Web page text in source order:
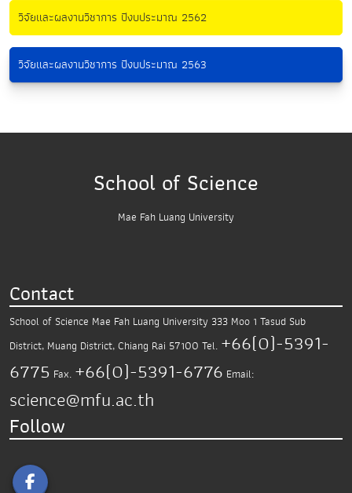
วิจัยและผลงานวิชาการ ปีงบประมาณ 2562
วิจัยและผลงานวิชาการ ปีงบประมาณ 2563
School of Science
Mae Fah Luang University
Contact
School of Science Mae Fah Luang University 333 Moo 1 Tasud Sub
District, Muang District, Chiang Rai 57100 Tel. +66(0)-5391-
6775 Fax. +66(0)-5391-6776 Email:
science@mfu.ac.th
Follow